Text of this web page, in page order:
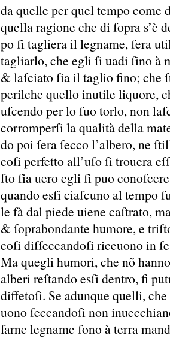
da quelle per quel tempo come
quella ragione che di ſopra s’è
po ſi tagliera il legname, ſera
tagliarlo, che egli ſi uadi ſino à
& laſciato ſia il taglio fino; che
perilche quello inutile liquore,
uſcendo per lo ſuo torlo, non
corromperſi la qualità della
do poi ſera ſecco l’albero, ne
coſi perfetto all’uſo ſi trouera
ſto ſia uero egli ſi puo
quando esſi ciaſcuno al tempo
le fà dal piede uiene caſtrato,
& ſoprabondante humore, e
coſi diſſeccandoſi riceuono in
Ma quegli humori, che nõ
alberi reſtando esſi dentro, fi
diffetoſi. Se adunque quelli,
uono ſeccandoſi non
farne legname ſono à terra